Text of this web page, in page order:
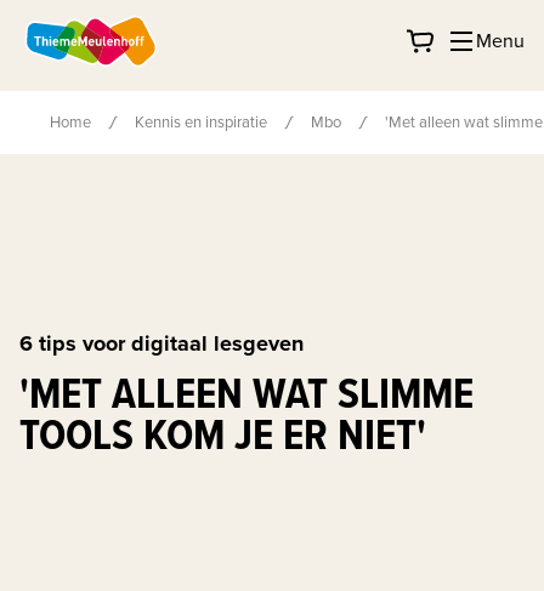
Menu
Home Kennis en inspiratie Mbo 'Met alleen wat
6 tips voor digitaal lesgeven
'MET ALLEEN WAT SLIMME
TOOLS KOM JE ER NIET'